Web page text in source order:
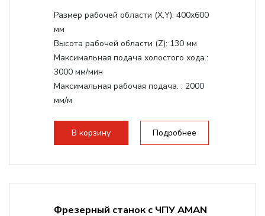
Размер рабочей области (Х,Y): 400x600
мм
Высота рабочей области (Z): 130 мм
Максимальная подача холостого хода.:
3000 мм/мин
Максимальная рабочая подача. : 2000
мм/м
стандартно:Т-слот
Цанговый патрон:ER11
В корзину Подробнее
Фрезерный станок с ЧПУ AMAN